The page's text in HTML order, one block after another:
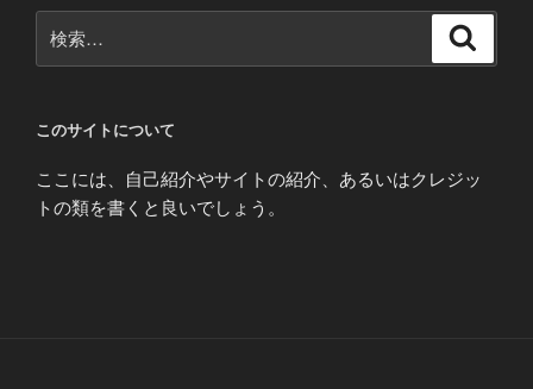
索:
このサイトについて
ここには、自己紹介やサイトの紹介、あるいはクレジッ
トの類を書くと良いでしょう。